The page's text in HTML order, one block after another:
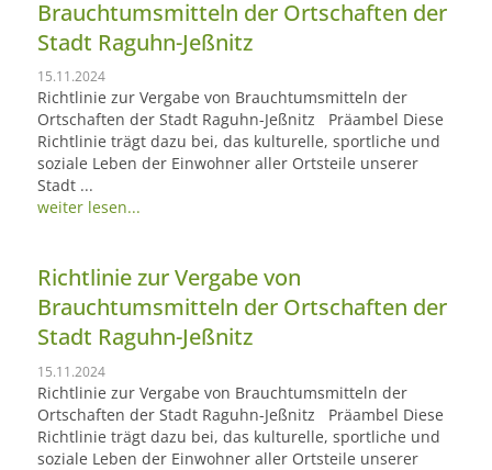
Brauchtumsmitteln der Ortschaften der
Stadt Raguhn-Jeßnitz
15.11.2024
Richtlinie zur Vergabe von Brauchtumsmitteln der
Ortschaften der Stadt Raguhn-Jeßnitz Präambel Diese
Richtlinie trägt dazu bei, das kulturelle, sportliche und
soziale Leben der Einwohner aller Ortsteile unserer
Stadt ...
weiter lesen...
Richtlinie zur Vergabe von
Brauchtumsmitteln der Ortschaften der
Stadt Raguhn-Jeßnitz
15.11.2024
Richtlinie zur Vergabe von Brauchtumsmitteln der
Ortschaften der Stadt Raguhn-Jeßnitz Präambel Diese
Richtlinie trägt dazu bei, das kulturelle, sportliche und
soziale Leben der Einwohner aller Ortsteile unserer